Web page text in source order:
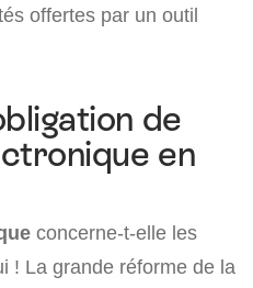
offertes par un outil
de
en
concerne-t-elle les
! La grande réforme de la